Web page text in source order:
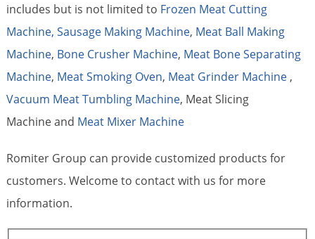
includes but is not limited to Frozen Meat Cutting
Machine, Sausage Making Machine, Meat Ball Making
Machine, Bone Crusher Machine, Meat Bone Separating
Machine, Meat Smoking Oven, Meat Grinder Machine,
Vacuum Meat Tumbling Machine, Meat Slicing
Machine and Meat Mixer Machine
Romiter Group can provide customized products for
customers. Welcome to contact with us for more
information.